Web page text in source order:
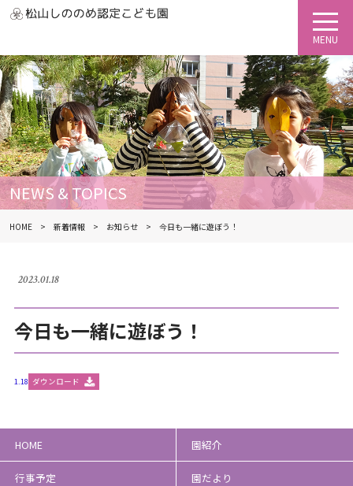
NEWS & TOPICS
HOME 新着情報 お知らせ 今日も一緒に遊ぼう！
2023.01.18
今日も一緒に遊ぼう！
1.18 ダウンロード
HOME 園紹介
行事予定 園だより